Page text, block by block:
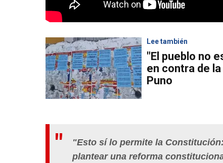
Lee también
"El pueblo no
en contra de
Puno
"Esto sí lo permite la
plantear una reforma